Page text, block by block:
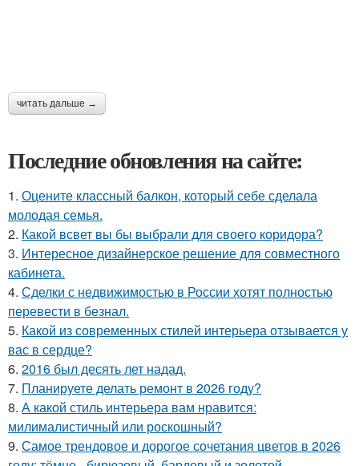
читать дальше →
Последние обновления на сайте:
1. Оцените классный балкон, который себе сделала
молодая семья.
2. Какой всвет вы бы выбрали для своего коридора?
3. Интересное дизайнерское решение для совместного
кабинета.
4. Сделки с недвижимостью в России хотят полностью
перевести в безнал.
5. Какой из современных стилей интерьера отзывается у
вас в сердце?
6. 2016 был десять лет надад.
7. Планируете делать ремонт в 2026 году?
8. А какой стиль интерьера вам нравится:
милималистичный или роскошный?
9. Самое трендовое и дорогое сочетания цветов в 2026